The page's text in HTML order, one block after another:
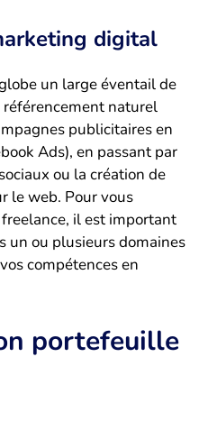
digital
un large éventail de
naturel
publicitaires en
Ads), en passant par
ou la création de
le web. Pour vous
il est important
un ou plusieurs domaines
compétences en
portefeuille